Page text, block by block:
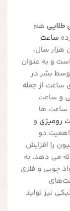
هم
ساعت
هزار سال،
و به عنوان
بشر در
ساعت از جمله
و ساعت
ساعت ها
رومیزی و
دو
را افزایش
می دهد. به
چوبی و فلزی
نیز تولید